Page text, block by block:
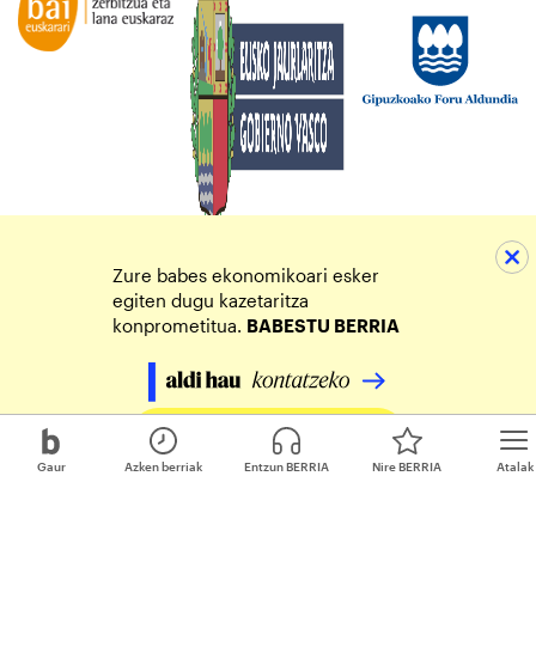
Gaur Atalak
Azken berriak Entzun BERRIA Nire BERRIA
Zure babes ekonomikoari esker
egiten dugu kazetaritza
konprometitua. BABESTU BERRIA
Egin zure ekarpena